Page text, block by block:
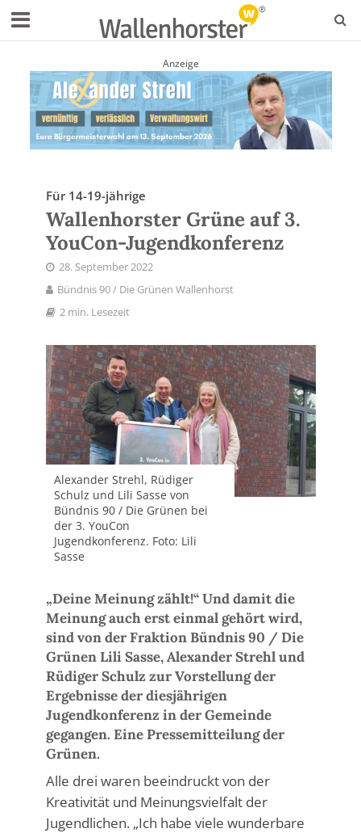
Anzeige
Für 14-19-jährige
Wallenhorster Grüne auf 3.
YouCon-Jugendkonferenz
28. September 2022
Bündnis 90 / Die Grünen Wallenhorst
2 min. Lesezeit
Alexander Strehl, Rüdiger
Schulz und Lili Sasse von
Bündnis 90 / Die Grünen bei
der 3. YouCon
Jugendkonferenz. Foto: Lili
Sasse
„Deine Meinung zählt!“ Und damit die
Meinung auch erst einmal gehört wird,
sind von der Fraktion Bündnis 90 / Die
Grünen Lili Sasse, Alexander Strehl und
Rüdiger Schulz zur Vorstellung der
Ergebnisse der diesjährigen
Jugendkonferenz in der Gemeinde
gegangen. Eine Pressemitteilung der
Grünen.
Alle drei waren beeindruckt von der
Kreativität und Meinungsvielfalt der
Jugendlichen. „Ich habe viele wunderbare